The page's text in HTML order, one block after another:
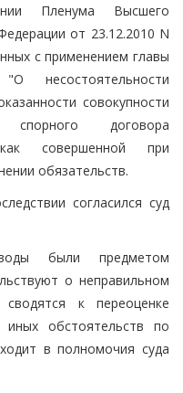
Пленума Высшего
от 23.12.2010 N
с применением главы
несостоятельности
совокупности
договора
совершенной при
обязательств.
согласился суд
были предметом
о неправильном
к переоценке
иных обстоятельств по
в полномочия суда